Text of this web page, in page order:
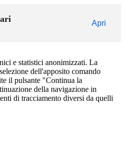
Apri
e statistici anonimizzati. La
dell'apposito comando
il pulsante "Continua la
della navigazione in
di tracciamento diversi da quelli